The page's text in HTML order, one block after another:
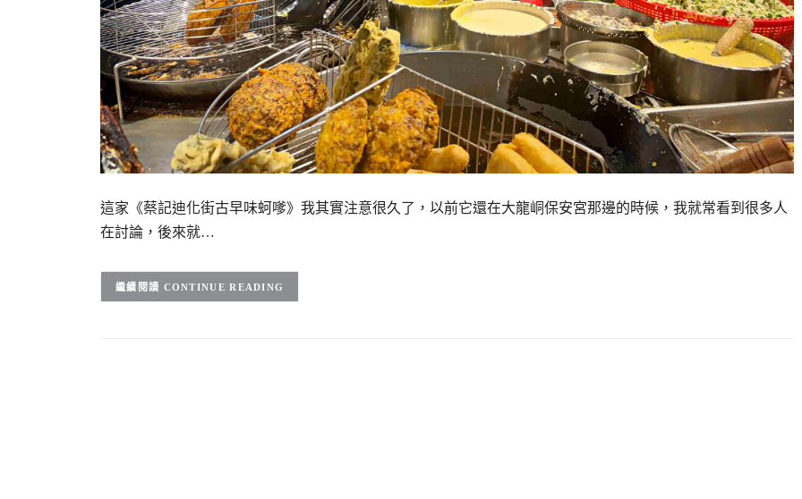
這家《蔡記迪化街古早味蚵嗲》我其實注意很久了，以前它還在大龍峒保安宮那邊的時候，我就常看到很多人
在討論，後來就…
CONTINUE READING